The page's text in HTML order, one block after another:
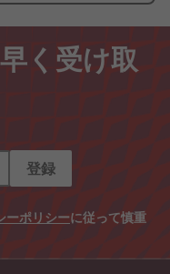
く受け取
登録
ーポリシーに従って慎重